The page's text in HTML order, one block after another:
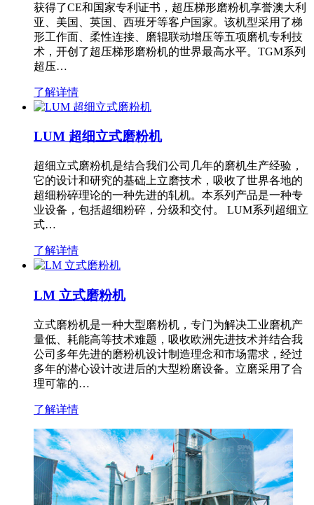
获得了CE和国家专利证书，超压梯形磨粉机享誉澳大利
亚、美国、英国、西班牙等客户国家。该机型采用了梯
形工作面、柔性连接、磨辊联动增压等五项磨机专利技
术，开创了超压梯形磨粉机的世界最高水平。TGM系列
超压…
了解详情
LUM 超细立式磨粉机
超细立式磨粉机是结合我们公司几年的磨机生产经验，
它的设计和研究的基础上立磨技术，吸收了世界各地的
超细粉碎理论的一种先进的轧机。本系列产品是一种专
业设备，包括超细粉碎，分级和交付。 LUM系列超细立
式…
了解详情
LM 立式磨粉机
立式磨粉机是一种大型磨粉机，专门为解决工业磨机产
量低、耗能高等技术难题，吸收欧洲先进技术并结合我
公司多年先进的磨粉机设计制造理念和市场需求，经过
多年的潜心设计改进后的大型粉磨设备。立磨采用了合
理可靠的…
了解详情